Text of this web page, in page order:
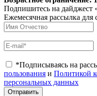
Подпишитесь на
Ежемесячная рассылка для
*Подписываясь на
пользования и Политикой
персональных данных
Отправить